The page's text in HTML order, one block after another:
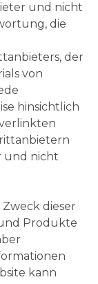
und nicht
die
der
von
hinsichtlich
und nicht
Zweck dieser
Produkte
kann